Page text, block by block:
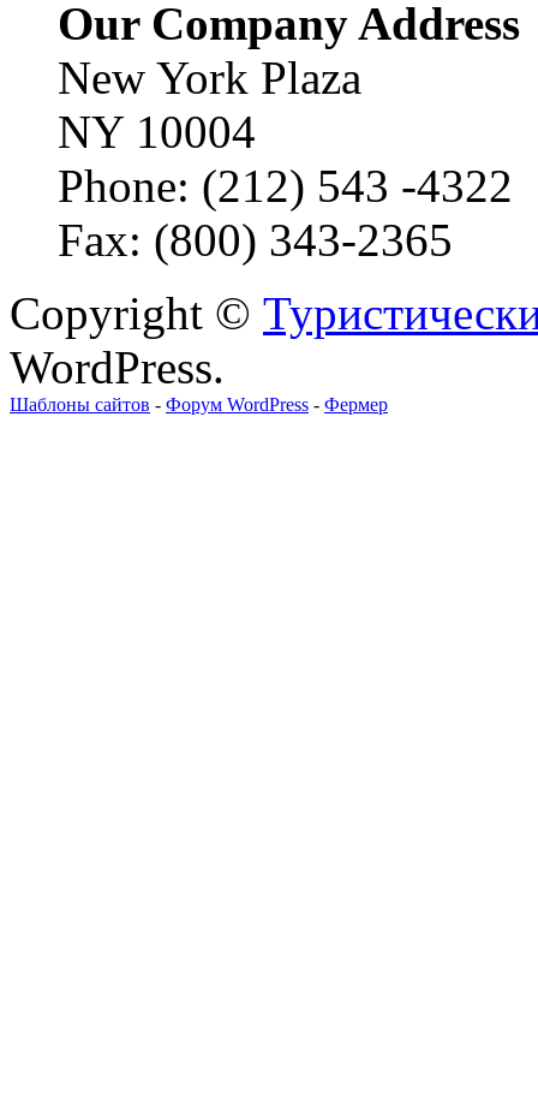
Our Company Address
New York Plaza
NY 10004
Phone: (212) 543 -4322
Fax: (800) 343-2365
Copyright ©
WordPress.
Шаблоны сайтов - Форум WordPress - Фермер